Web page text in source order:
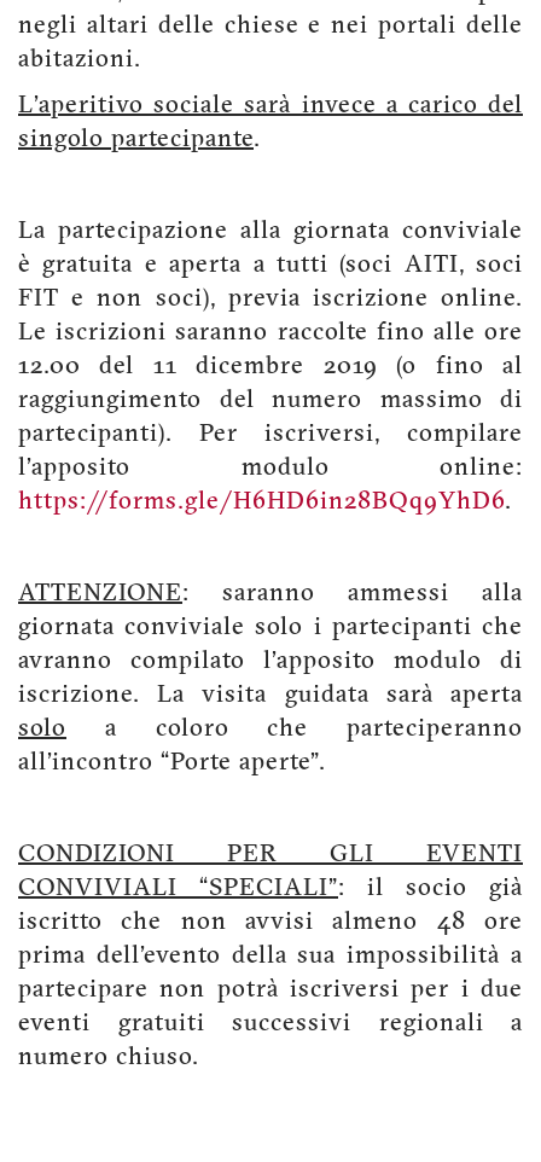
negli altari delle chiese e nei portali delle
abitazioni.
L’aperitivo sociale sarà invece a carico del
singolo partecipante.
La partecipazione alla giornata conviviale
è gratuita e aperta a tutti (soci AITI, soci
FIT e non soci), previa iscrizione online.
Le iscrizioni saranno raccolte fino alle ore
12.00 del 11 dicembre 2019 (o fino al
raggiungimento del numero massimo di
partecipanti). Per iscriversi, compilare
l’apposito modulo online:
https://forms.gle/H6HD6in28BQq9YhD6.
ATTENZIONE: saranno ammessi alla
giornata conviviale solo i partecipanti che
avranno compilato l’apposito modulo di
iscrizione. La visita guidata sarà aperta
solo a coloro che parteciperanno
all’incontro “Porte aperte”.
CONDIZIONI PER GLI EVENTI
CONVIVIALI “SPECIALI”: il socio già
iscritto che non avvisi almeno 48 ore
prima dell’evento della sua impossibilità a
partecipare non potrà iscriversi per i due
eventi gratuiti successivi regionali a
numero chiuso.